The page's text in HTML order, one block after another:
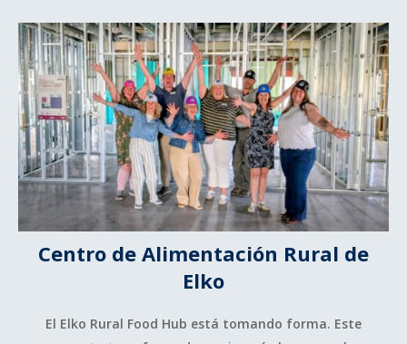
Centro de Alimentación Rural de
Elko
El Elko Rural Food Hub está tomando forma. Este